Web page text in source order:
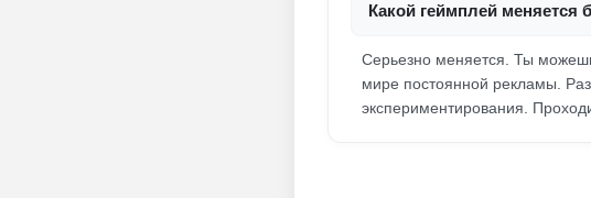
Какой геймплей меняется
Серьезно меняется. Ты
мире постоянной рекламы.
экспериментирования.